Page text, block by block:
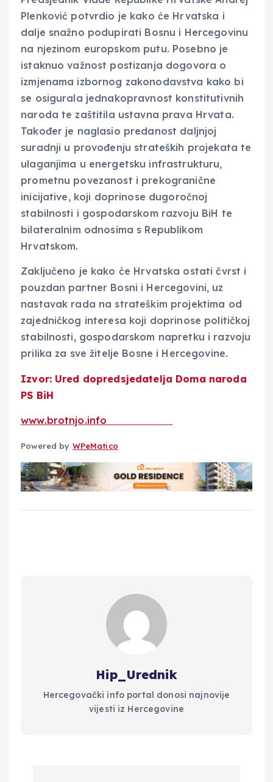
Plenković potvrdio je kako će Hrvatska i
dalje snažno podupirati Bosnu i Hercegovinu
na njezinom europskom putu. Posebno je
istaknuo važnost postizanja dogovora o
izmjenama izbornog zakonodavstva kako bi
se osigurala jednakopravnost konstitutivnih
naroda te zaštitila ustavna prava Hrvata.
Također je naglasio predanost daljnjoj
suradnji u provođenju strateških projekata te
ulaganjima u energetsku infrastrukturu,
prometnu povezanost i prekogranične
inicijative, koji doprinose dugoročnoj
stabilnosti i gospodarskom razvoju BiH te
bilateralnim odnosima s Republikom
Hrvatskom.
Zaključeno je kako će Hrvatska ostati čvrst i
pouzdan partner Bosni i Hercegovini, uz
nastavak rada na strateškim projektima od
zajedničkog interesa koji doprinose političkoj
stabilnosti, gospodarskom napretku i razvoju
prilika za sve žitelje Bosne i Hercegovine.
Izvor: Ured dopredsjedatelja Doma naroda
PS BiH
www.brotnjo.info
Powered by WPeMatico
Hip_Urednik
Hercegovački info portal donosi najnovije
vijesti iz Hercegovine